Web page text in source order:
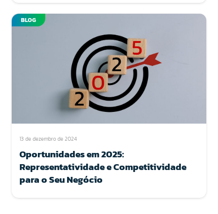
BLOG
13 de dezembro de 2024
Oportunidades em 2025:
Representatividade e Competitividade
para o Seu Negócio